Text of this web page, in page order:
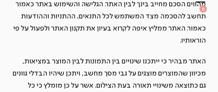
OPEN
ACCOUNT
DETAILS
SEARCH
OPEN
0
OPEN
מהווים הסכם מחייב בינך לבין האתר. הגלישה והשימוש באתר כאמור
תחשב להסכמה מצד המשתמש לכל התנאים, ההתניות וההודעות
כאמור. האתר ממליץ איפה לקרוא בעיון את תקנון האתר ולפעול על פי
הוראותיו.
האתר מבהיר כי ייתכנו שינויים בין התמונות לבין המוצר במציאות,
מכיוון שהמוצרים מוצגים על גבי מסך מחשב, ויתכן שיהיו הבדלי גוונים
גם כתוצאה משינויי תאורה בעת הצילום. אשר על כן מומלץ כי כל